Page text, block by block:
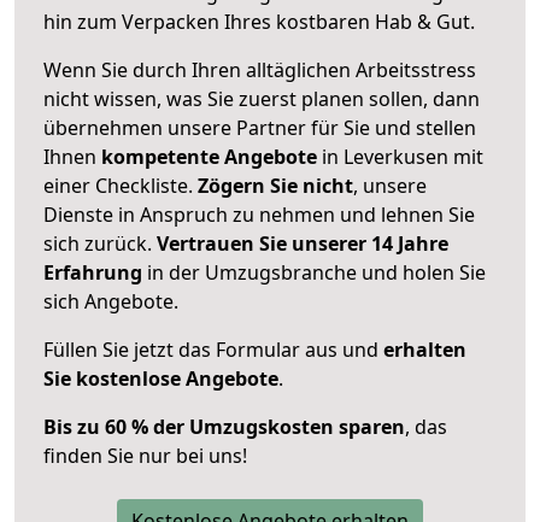
hin zum Verpacken Ihres kostbaren Hab & Gut.
Wenn Sie durch Ihren alltäglichen Arbeitsstress
nicht wissen, was Sie zuerst planen sollen, dann
übernehmen unsere Partner für Sie und stellen
Ihnen kompetente Angebote in Leverkusen mit
einer Checkliste. Zögern Sie nicht, unsere
Dienste in Anspruch zu nehmen und lehnen Sie
sich zurück. Vertrauen Sie unserer 14 Jahre
Erfahrung in der Umzugsbranche und holen Sie
sich Angebote.
Füllen Sie jetzt das Formular aus und erhalten
Sie kostenlose Angebote.
Bis zu 60 % der Umzugskosten sparen, das
finden Sie nur bei uns!